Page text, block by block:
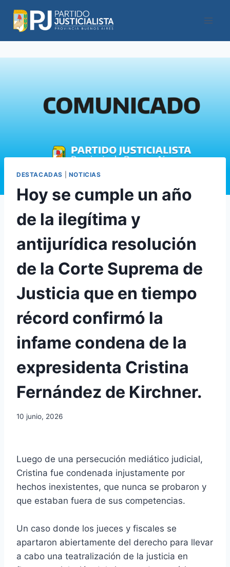
contenido
DESTACADAS NOTICIAS
Hoy se cumple un año
de la ilegítima y
antijurídica resolución
de la Corte Suprema de
Justicia que en tiempo
récord confirmó la
infame condena de la
expresidenta Cristina
Fernández de Kirchner.
10 junio, 2026
Luego de una persecución mediático judicial,
Cristina fue condenada injustamente por
hechos inexistentes, que nunca se probaron y
que estaban fuera de sus competencias.
Un caso donde los jueces y fiscales se
apartaron abiertamente del derecho para llevar
a cabo una teatralización de la justicia en